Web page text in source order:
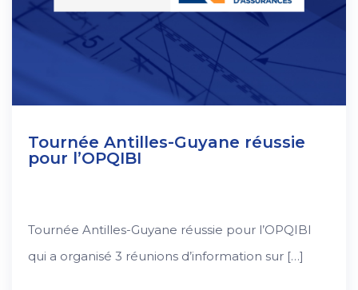
Tournée Antilles-Guyane réussie
pour l’OPQIBI
Tournée Antilles-Guyane réussie pour l’OPQIBI
qui a organisé 3 réunions d’information sur […]